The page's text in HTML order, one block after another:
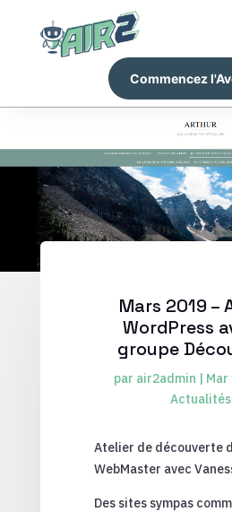
Commencez
Mars 2019 –
WordPress
groupe
par air2admin | Mar
Actualités
Atelier de découverte
WebMaster avec
Des sites sympas